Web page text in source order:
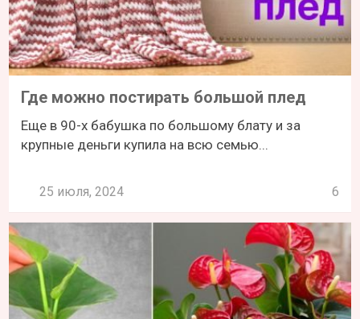
Где можно постирать большой плед
Еще в 90-х бабушка по большому блату и за
крупные деньги купила на всю семью...
25 июля, 2024 6